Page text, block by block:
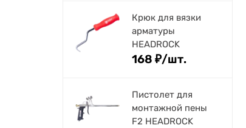
Крюк для вязки
арматуры
HEADROCK
168 ₽/шт.
Пистолет для
монтажной пены
F2 HEADROCK